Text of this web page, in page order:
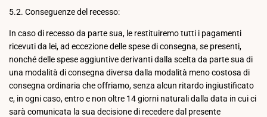
5.2. Conseguenze del recesso:
In caso di recesso da parte sua, le restituiremo tutti i pagamenti
ricevuti da lei, ad eccezione delle spese di consegna, se presenti,
nonché delle spese aggiuntive derivanti dalla scelta da parte sua di
una modalità di consegna diversa dalla modalità meno costosa di
consegna ordinaria che offriamo, senza alcun ritardo ingiustificato
e, in ogni caso, entro e non oltre 14 giorni naturali dalla data in cui ci
sarà comunicata la sua decisione di recedere dal presente